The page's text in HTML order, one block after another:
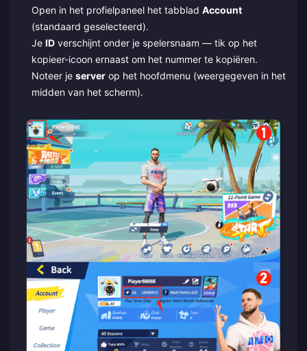
Open in het profielpaneel het tabblad Account
(standaard geselecteerd).
Je IDverschijnt onder je spelersnaam — tik op het
kopieer-icoon ernaast om het nummer te kopiëren.
Noteer je serverop het hoofdmenu (weergegeven in het
midden van het scherm).